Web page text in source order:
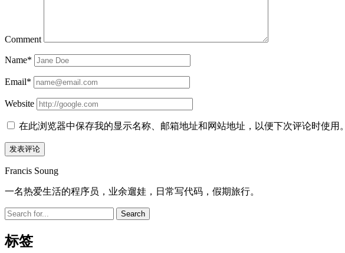
Comment
Name*
Email*
Website
在此浏览器中保存我的显示名称、邮箱地址和网站地址，以便下次评论时使用。
Sidebar
Francis Soung
一名热爱生活的程序员，业余遛娃，日常写代码，假期旅行。
Search
标签